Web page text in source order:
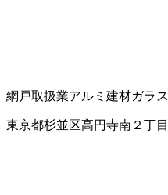
網戸取扱業アルミ建材ガラ
東京都杉並区高円寺南２丁